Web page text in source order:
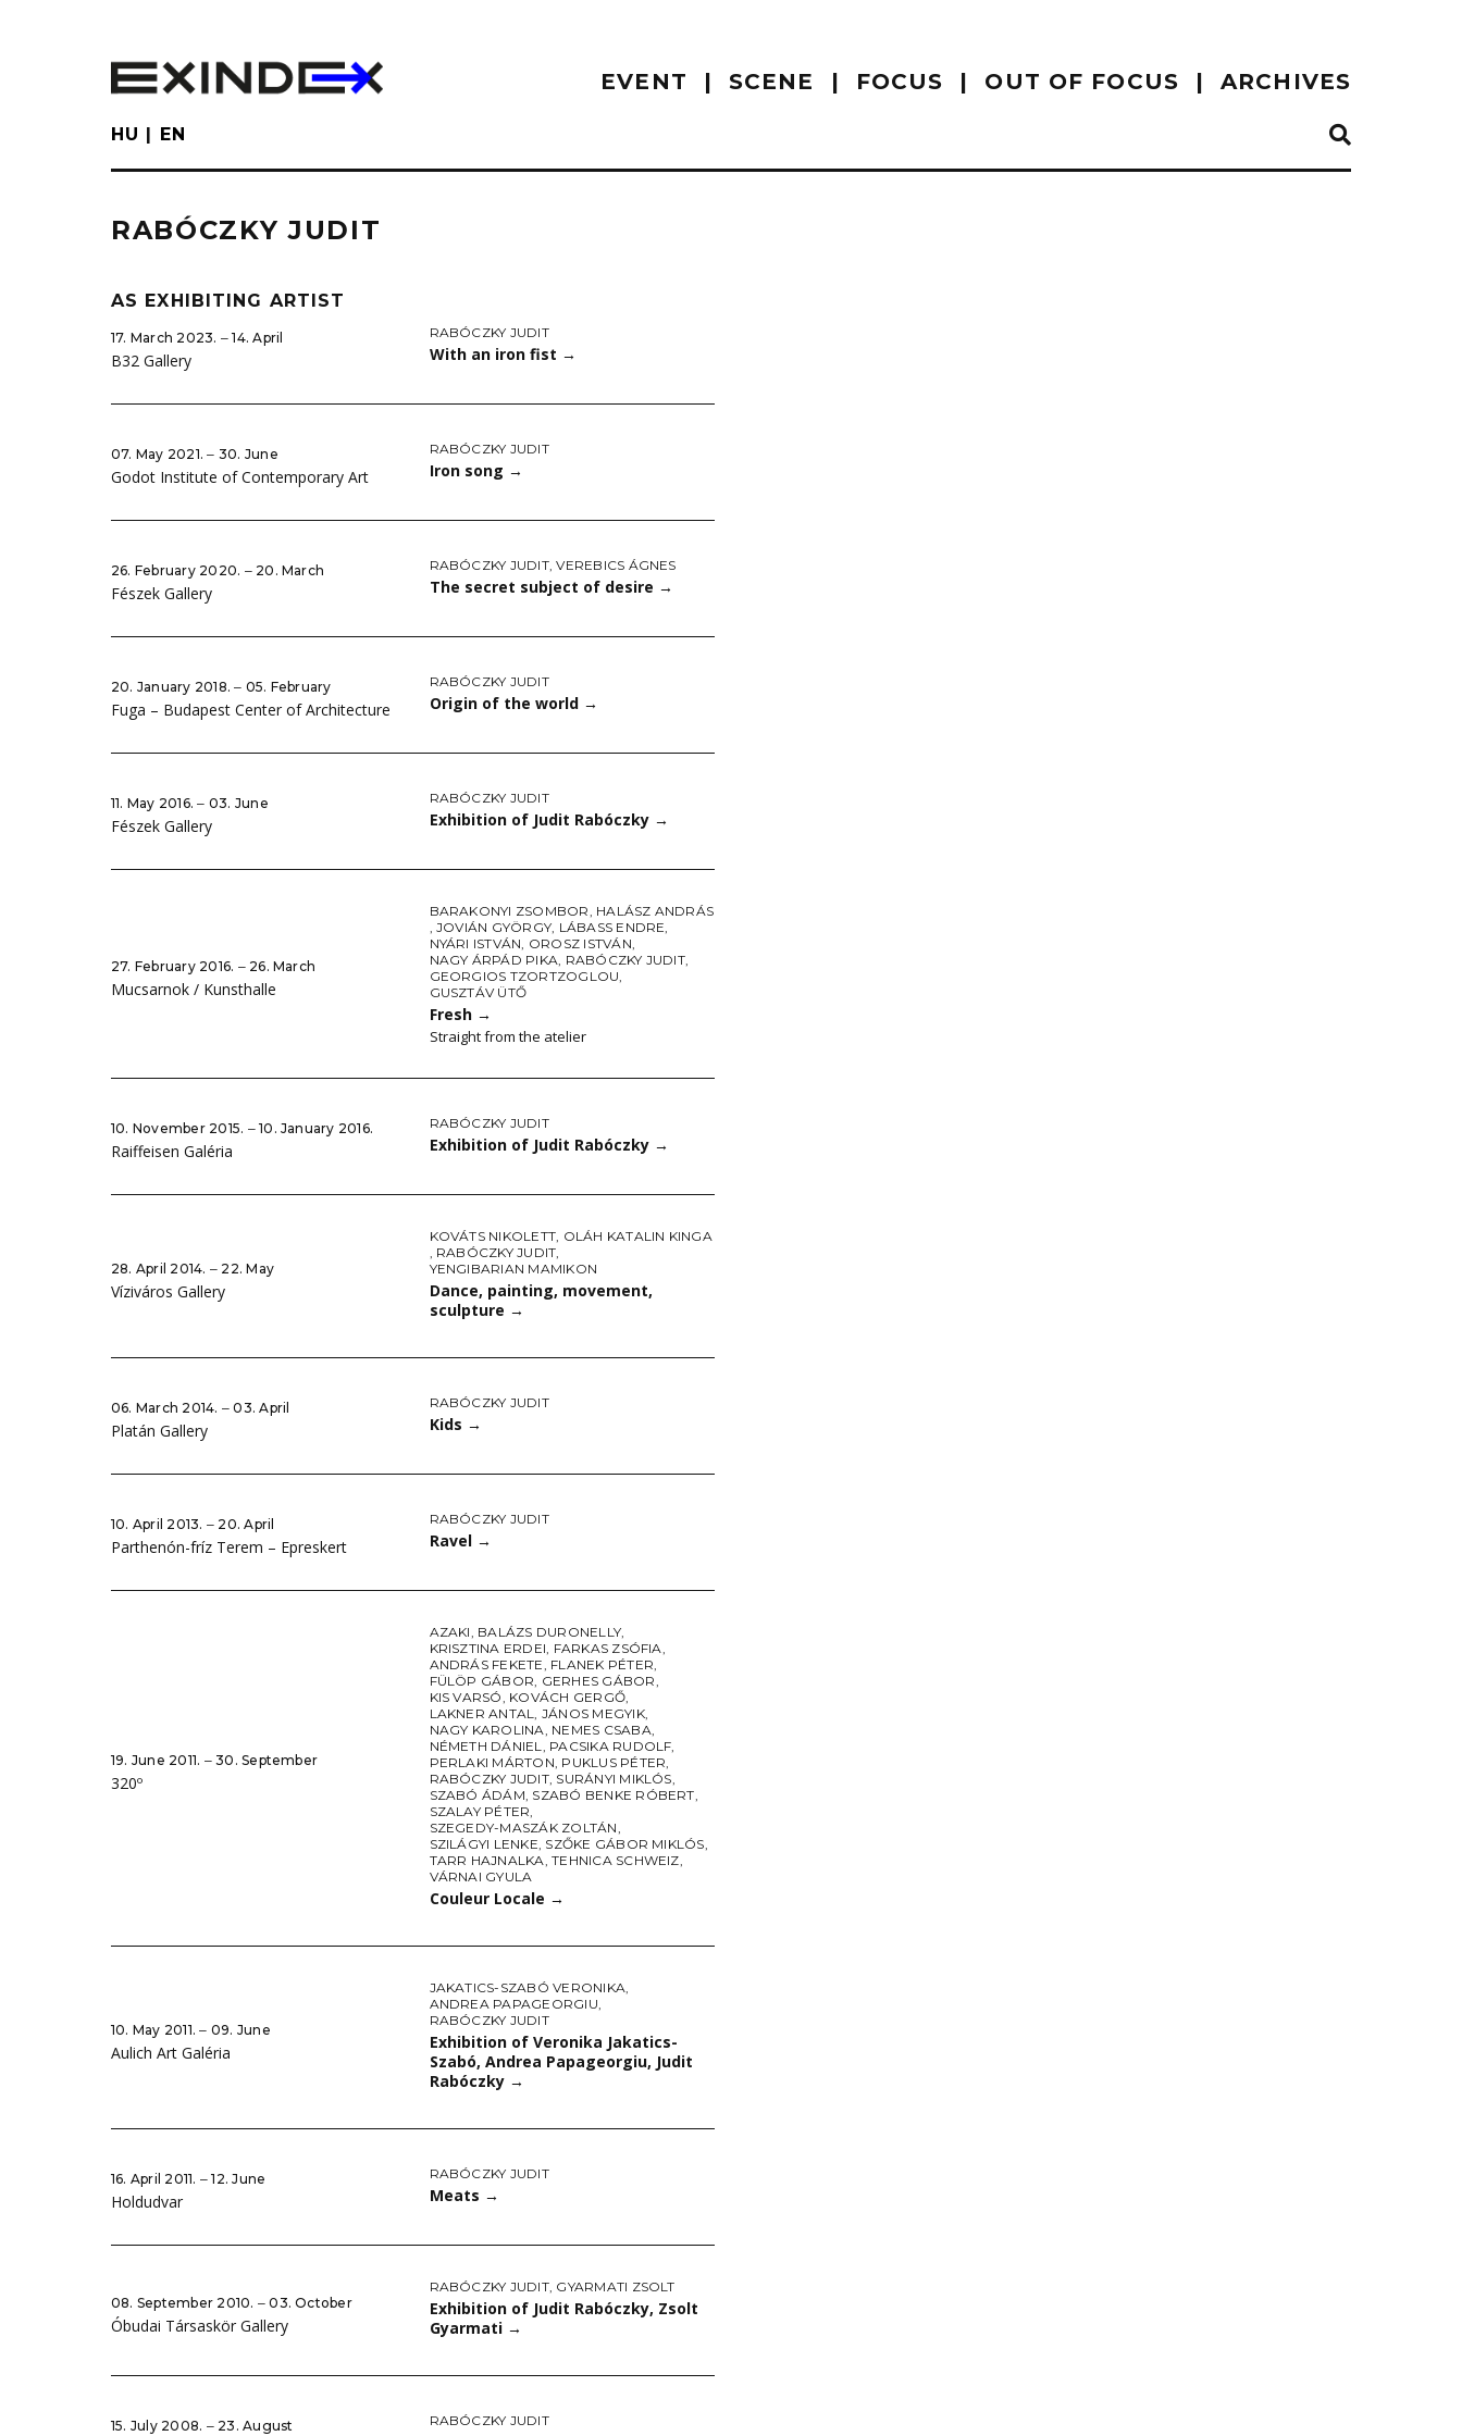
EVENT SCENE FOCUS OUT OF FOCUS ARCHIVES
HU EN
RABÓCZKY JUDIT
AS EXHIBITING ARTIST
17. March 2023. ‒ 14. April
B32 Gallery
RABÓCZKY JUDIT
With an iron fist →
07. May 2021. ‒ 30. June
Godot Institute of Contemporary Art
RABÓCZKY JUDIT
Iron song →
26. February 2020. ‒ 20. March
Fészek Gallery
RABÓCZKY JUDIT,VEREBICS ÁGNES
The secret subject of desire →
20. January 2018. ‒ 05. February
Fuga – Budapest Center of Architecture
RABÓCZKY JUDIT
Origin of the world →
11. May 2016. ‒ 03. June
Fészek Gallery
RABÓCZKY JUDIT
Exhibition of Judit Rabóczky →
27. February 2016. ‒ 26. March
Mucsarnok / Kunsthalle
BARAKONYI ZSOMBOR, HALÁSZ ANDRÁS
, JOVIÁN GYÖRGY, LÁBASS ENDRE,
NYÁRI ISTVÁN, OROSZ ISTVÁN,
NAGY ÁRPÁD PIKA, RABÓCZKY JUDIT,
GEORGIOS TZORTZOGLOU,
GUSZTÁV ÜTŐ
Fresh →
Straight from the atelier
10. November 2015. ‒ 10. January 2016.
Raiffeisen Galéria
RABÓCZKY JUDIT
Exhibition of Judit Rabóczky →
28. April 2014. ‒ 22. May
Víziváros Gallery
KOVÁTS NIKOLETT, OLÁH KATALIN KINGA
, RABÓCZKY JUDIT,
YENGIBARIAN MAMIKON
Dance, painting, movement,
sculpture →
06. March 2014. ‒ 03. April
Platán Gallery
RABÓCZKY JUDIT
Kids →
10. April 2013. ‒ 20. April
Parthenón-fríz Terem – Epreskert
RABÓCZKY JUDIT
Ravel →
19. June 2011. ‒ 30. September
320º
AZAKI, BALÁZS DURONELLY,
KRISZTINA ERDEI, FARKAS ZSÓFIA,
ANDRÁS FEKETE, FLANEK PÉTER,
FÜLÖP GÁBOR, GERHES GÁBOR,
KIS VARSÓ, KOVÁCH GERGŐ,
LAKNER ANTAL, JÁNOS MEGYIK,
NAGY KAROLINA, NEMES CSABA,
NÉMETH DÁNIEL, PACSIKA RUDOLF,
PERLAKI MÁRTON, PUKLUS PÉTER,
RABÓCZKY JUDIT, SURÁNYI MIKLÓS,
SZABÓ ÁDÁM, SZABÓ BENKE RÓBERT,
SZALAY PÉTER,
SZEGEDY-MASZÁK ZOLTÁN,
SZILÁGYI LENKE, SZŐKE GÁBOR MIKLÓS,
TARR HAJNALKA,TEHNICA SCHWEIZ,
VÁRNAI GYULA
Couleur Locale →
10. May 2011. ‒ 09. June
Aulich Art Galéria
JAKATICS-SZABÓ VERONIKA,
ANDREA PAPAGEORGIU,
RABÓCZKY JUDIT
Exhibition of Veronika Jakatics-
Szabó, Andrea Papageorgiu, Judit
Rabóczky →
16. April 2011. ‒ 12. June
Holdudvar
RABÓCZKY JUDIT
Meats →
08. September 2010. ‒ 03. October
Óbudai Társaskör Gallery
RABÓCZKY JUDIT, GYARMATI ZSOLT
Exhibition of Judit Rabóczky, Zsolt
Gyarmati →
15. July 2008. ‒ 23. August RABÓCZKY JUDIT